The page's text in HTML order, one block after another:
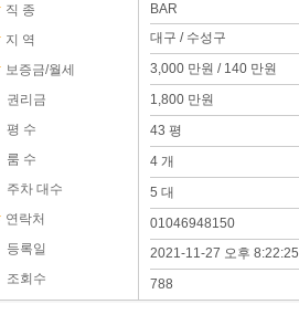
직 종
지 역
보증금/월세
권리금
평 수
룸 수
주차 대수
연락처
등록일
조회수
BAR
대구 / 수성구
3,000 만원 / 140 만원
1,800 만원
43 평
4 개
5 대
01046948150
2021-11-27 오후 8:22:25
788